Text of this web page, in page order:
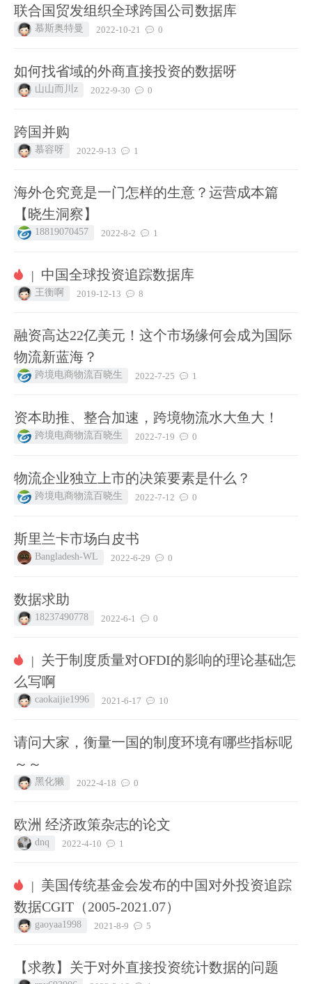
联合国贸发组织全球跨国公司数据库
慕斯奥特曼 2022-10-21 0
如何找省域的外商直接投资的数据呀
山山而川z 2022-9-30 0
跨国并购
慕容呀 2022-9-13 1
海外仓究竟是一门怎样的生意？运营成本篇
【晓生洞察】
18819070457 2022-8-2 1
| 中国全球投资追踪数据库
王衡啊 2019-12-13 8
融资高达22亿美元！这个市场缘何会成为国际
物流新蓝海？
跨境电商物流百晓生 2022-7-25 1
资本助推、整合加速，跨境物流水大鱼大！
跨境电商物流百晓生 2022-7-19 0
物流企业独立上市的决策要素是什么？
跨境电商物流百晓生 2022-7-12 0
斯里兰卡市场白皮书
Bangladesh-WL 2022-6-29 0
数据求助
18237490778 2022-6-1 0
| 关于制度质量对OFDI的影响的理论基础怎
么写啊
caokaijie1996 2021-6-17 10
请问大家，衡量一国的制度环境有哪些指标呢
～～
黑化獭 2022-4-18 0
欧洲 经济政策杂志的论文
dnq 2022-4-10 1
| 美国传统基金会发布的中国对外投资追踪
数据CGIT（2005-2021.07）
gaoyaa1998 2021-8-9 5
【求教】关于对外直接投资统计数据的问题